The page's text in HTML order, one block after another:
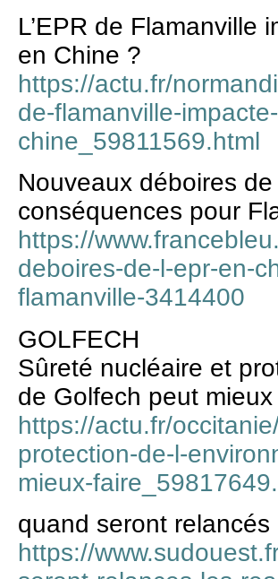
L’EPR de Flamanville
en Chine ?
https://actu.fr/
de-flamanville-
chine_59811569.html
Nouveaux déboires
conséquences pour
https://
deboires-de-l-epr-en-
flamanville-3414400
GOLFECH
Sûreté nucléaire et
de Golfech peut mieux
https://actu.fr/
protection-de-l-
mieux-
quand seront
https://